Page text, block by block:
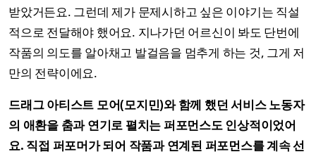
받았거든요. 그런데 제가 문제시하고 싶은 이야기는 직설
적으로 전달해야 했어요. 지나가던 어르신이 봐도 단번에
작품의 의도를 알아채고 발걸음을 멈추게 하는 것, 그게 저
만의 전략이에요.
드래그 아티스트 모어(모지민)와 함께 했던 서비스 노동자
의 애환을 춤과 연기로 펼치는 퍼포먼스도 인상적이었어
요. 직접 퍼포머가 되어 작품과 연계된 퍼포먼스를 계속 선